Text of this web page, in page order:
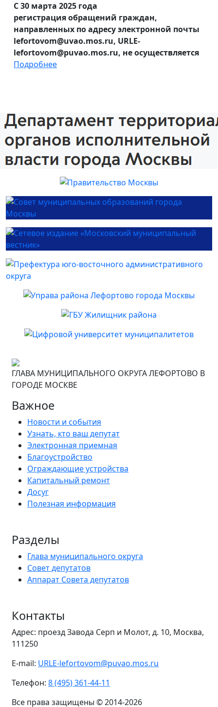
С 30 марта 2025 года
регистрация обращений граждан,
направленных по адресу электронной почты
lefortovom@uvao.mos.ru, URLE-
lefortovom@puvao.mos.ru, не осуществляется
Подробнее
ГЛАВА МУНИЦИПАЛЬНОГО ОКРУГА ЛЕФОРТОВО В
ГОРОДЕ МОСКВЕ
Важное
Новости и события
Узнать, кто ваш депутат
Электронная приемная
Благоустройство
Ограждающие устройства
Капитальный ремонт
Досуг
Полезная информация
Разделы
Глава муниципального округа
Совет депутатов
Аппарат Совета депутатов
Контакты
Адрес: проезд Завода Серп и Молот, д. 10, Москва,
111250
E-mail: URLE-lefortovom@puvao.mos.ru
Телефон: 8 (495) 361-44-11
Все права защищены © 2014-2026